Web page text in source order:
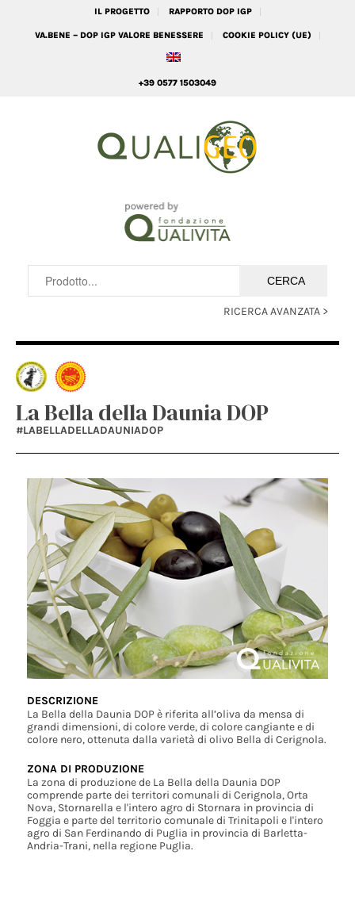
IL PROGETTO RAPPORTO DOP IGP
VA.BENE – DOP IGP VALORE BENESSERE COOKIE POLICY (UE)
+39 0577 1503049
RICERCA AVANZATA >
La Bella della Daunia DOP
#LABELLADELLADAUNIADOP
DESCRIZIONE
La Bella della Daunia DOP è riferita all’oliva da mensa di
grandi dimensioni, di colore verde, di colore cangiante e di
colore nero, ottenuta dalla varietà di olivo Bella di Cerignola.
ZONA DI PRODUZIONE
La zona di produzione de La Bella della Daunia DOP
comprende parte dei territori comunali di Cerignola, Orta
Nova, Stornarella e l'intero agro di Stornara in provincia di
Foggia e parte del territorio comunale di Trinitapoli e l'intero
agro di San Ferdinando di Puglia in provincia di Barletta-
Andria-Trani, nella regione Puglia.